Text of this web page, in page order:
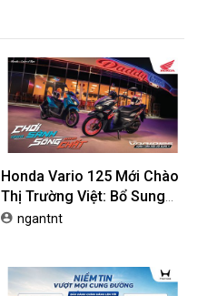
Honda Vario 125 Mới Chào
Thị Trường Việt: Bổ Sung
Phiên Bản Street, Giá Từ
ngantnt